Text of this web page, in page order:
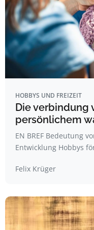
HOBBYS UND FREIZEIT
Die verbindung
persönlichem
EN BREF Bedeutung
Entwicklung Hobbys
Felix Krüger